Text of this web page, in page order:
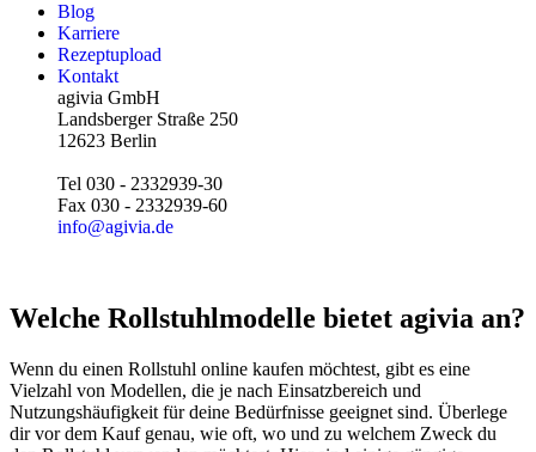
Blog
Karriere
Rezeptupload
Kontakt
agivia GmbH
Landsberger Straße 250
12623 Berlin
Tel 030 - 2332939-30
Fax 030 - 2332939-60
info@agivia.de
Welche Rollstuhlmodelle bietet agivia an?
Wenn du einen Rollstuhl online kaufen möchtest, gibt es eine
Vielzahl von Modellen, die je nach Einsatzbereich und
Nutzungshäufigkeit für deine Bedürfnisse geeignet sind. Überlege
dir vor dem Kauf genau, wie oft, wo und zu welchem Zweck du